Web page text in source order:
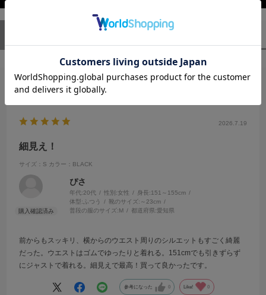
（1）
絞り込み 表示：新しい順
2026.7.19
細見え！
サイズ：S カラー：BLACK
ぴさ
年代:20代 性別:女性 身長:151～155cm
体型: ふつう 靴のサイズ: ～23cm
普段の服のサイズ:M 都道府県:愛知県
前からもスッキリ、横からのウエスト周りのシルエットもすごく綺麗
だった。ウエストはゴムでゆったりと着れる。151cmでも引きずらず
にジャストで着れる。細見えで最高！買って良かったです。
参考になった 0 Like! 0